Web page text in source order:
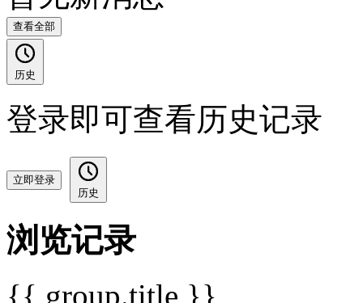
查看全部
历史
登录即可查看历史记录
立即登录
历史
浏览记录
{{ group.title }}